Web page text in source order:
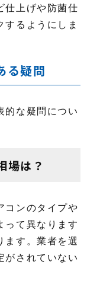
仕上げや防菌仕
するようにしま
る疑問
的な疑問につい
場は？
コンのタイプや
って異なります
ます。業者を選
がされていない